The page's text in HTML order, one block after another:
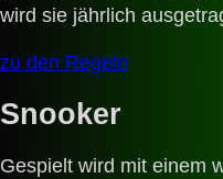
wird sie jährlich
zu den Regeln
Snooker
Gespielt wird mit einem